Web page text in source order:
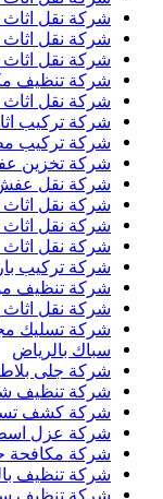
شركة نقل اثاث
شركة نقل
شركة نقل اثاث
شركة تنظيف
شركة نقل
شركة تركيب
شركة تركيب
شركة تخزين
شركة نقل عفش
شركة نقل
شركة نقل
شركة نقل اثاث
شركة تركيب
شركة تنظيف
شركة نقل اثاث
شركة تسليك
سباك بالرياض
شركة جلى بلاط
شركة تنظيف
شركة كشف
شركة عزل
شركة مكافحة
شركة تنظيف